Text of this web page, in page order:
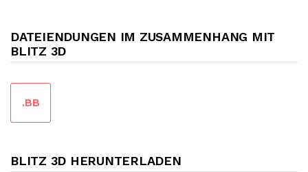
DATEIENDUNGEN IM ZUSAMMENHANG MIT
BLITZ 3D
.BB
BLITZ 3D HERUNTERLADEN